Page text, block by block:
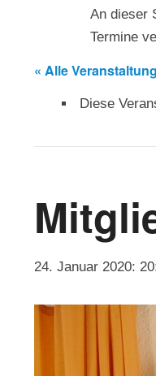
An dieser
Termine
« Alle
Diese
24. Januar 2020: